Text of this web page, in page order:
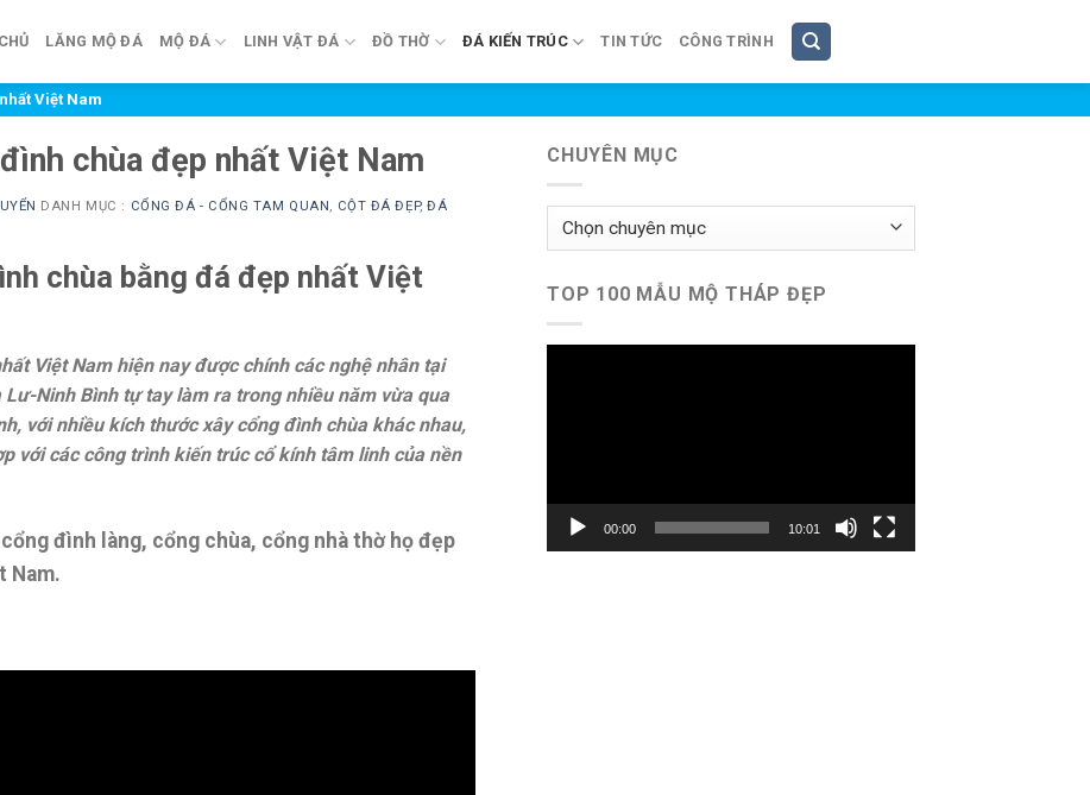
LĂNG MỘ ĐÁ MỘ ĐÁ LINH VẬT ĐÁ ĐỒ THỜ ĐÁ KIẾN TRÚC TIN TỨC CÔNG TRÌNH
Việt Nam
chùa đẹp nhất Việt Nam
DANH MỤC : CỔNG ĐÁ - CỔNG TAM QUAN CỘT ĐÁ ĐẸP,ĐÁ
chùa bằng đá đẹp nhất Việt
Việt Nam hiện nay được chính các nghệ nhân tại
Ninh Bình tự tay làm ra trong nhiều năm vừa qua
với nhiều kích thước xây cổng đình chùa khác nhau,
với các công trình kiến trúc cổ kính tâm linh của nền
đình làng, cổng chùa, cổng nhà thờ họ đẹp
Nam.
CHUYÊN MỤC
Chuyên
mục
TOP 100 MẪU MỘ THÁP ĐẸP
00:00 10:01